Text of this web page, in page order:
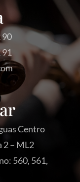
90
Centro
2 – ML2
560, 561,